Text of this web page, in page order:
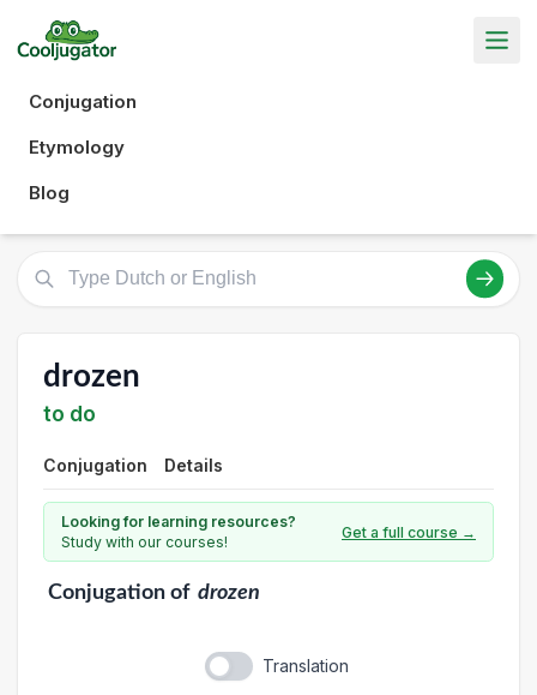
Conjugation
Etymology
Blog
drozen
to do
Conjugation Details
Looking for learning resources?
Study with our courses!
Get a full course →
Conjugationof drozen
Translation